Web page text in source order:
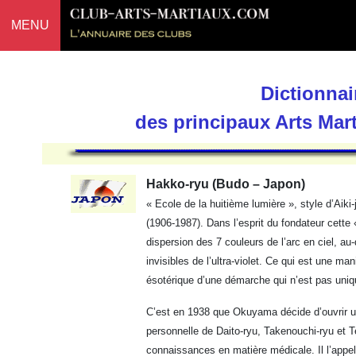
MENU
des principaux Arts
Hakko-ryu (Budo – Japon)
« Ecole de la huitième lumière », style
(1906-1987). Dans l’esprit du fondateur
dispersion des 7 couleurs de l’arc en ciel,
invisibles de l’ultra-violet. Ce qui est une
ésotérique d’une démarche qui n’est pas
C’est en 1938 que Okuyama décide
personnelle de Daito-ryu, Takenouchi-ryu et
connaissances en matière médicale. Il